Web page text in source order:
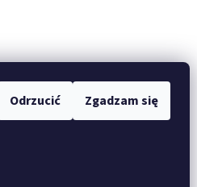
Odrzucić Zgadzam się